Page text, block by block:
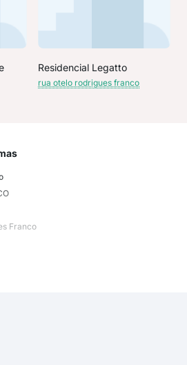
Residencial Legatto
rua otelo rodrigues franco
Franco
Dalle Coutinho